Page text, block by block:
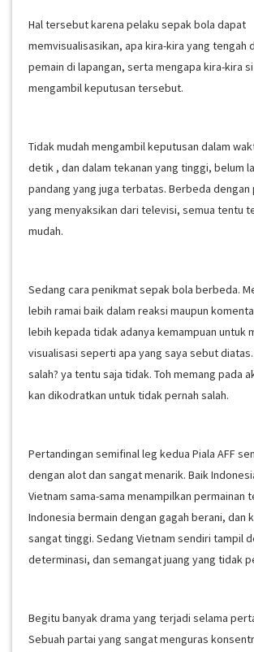
Hal tersebut karena pelaku sepak bola dapat
memvisualisasikan, apa kira-kira yang tengah
pemain di lapangan, serta mengapa kira-kira
mengambil keputusan tersebut.
Tidak mudah mengambil keputusan dalam
detik , dan dalam tekanan yang tinggi, belum
pandang yang juga terbatas. Berbeda dengan
yang menyaksikan dari televisi, semua tentu
mudah.
Sedang cara penikmat sepak bola berbeda.
lebih ramai baik dalam reaksi maupun
lebih kepada tidak adanya kemampuan untuk
visualisasi seperti apa yang saya sebut
salah? ya tentu saja tidak. Toh memang pada
kan dikodratkan untuk tidak pernah salah.
Pertandingan semifinal leg kedua Piala AFF
dengan alot dan sangat menarik. Baik
Vietnam sama-sama menampilkan permainan
Indonesia bermain dengan gagah berani, dan
sangat tinggi. Sedang Vietnam sendiri tampil
determinasi, dan semangat juang yang tidak
Begitu banyak drama yang terjadi selama
Sebuah partai yang sangat menguras